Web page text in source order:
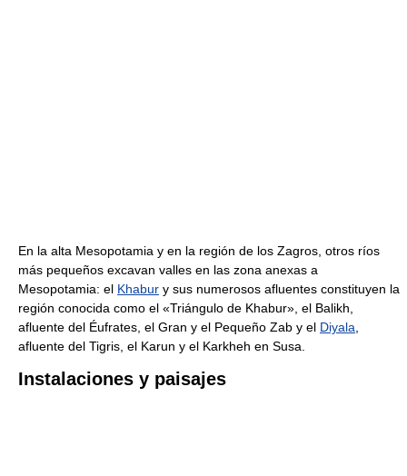
En la alta Mesopotamia y en la región de los Zagros, otros ríos
más pequeños excavan valles en las zona anexas a
Mesopotamia: el Khabur y sus numerosos afluentes constituyen la
región conocida como el «Triángulo de Khabur», el Balikh,
afluente del Éufrates, el Gran y el Pequeño Zab y el Diyala,
afluente del Tigris, el Karun y el Karkheh en Susa.
Instalaciones y paisajes